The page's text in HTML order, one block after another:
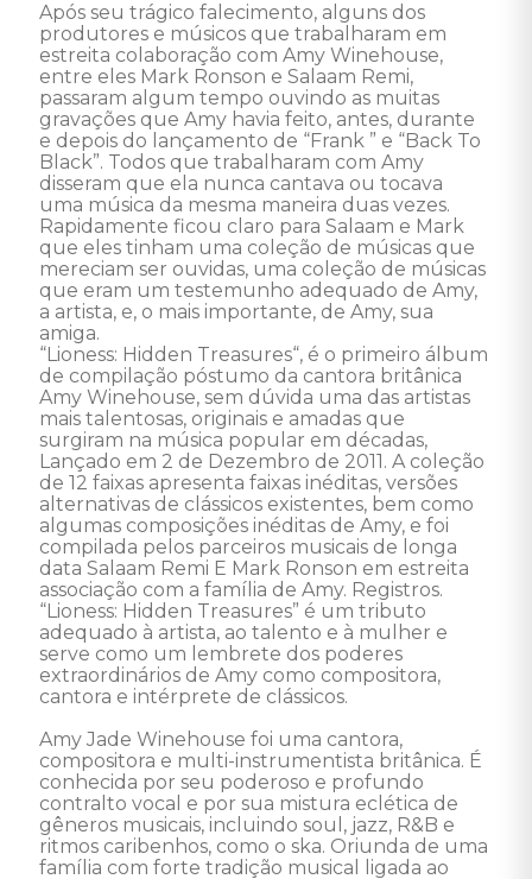
Após seu trágico falecimento, alguns dos
produtores e músicos que trabalharam em
estreita colaboração com Amy Winehouse,
entre eles Mark Ronson e Salaam Remi,
passaram algum tempo ouvindo as muitas
gravações que Amy havia feito, antes, durante
e depois do lançamento de “Frank ” e “Back To
Black”. Todos que trabalharam com Amy
disseram que ela nunca cantava ou tocava
uma música da mesma maneira duas vezes.
Rapidamente ficou claro para Salaam e Mark
que eles tinham uma coleção de músicas que
mereciam ser ouvidas, uma coleção de músicas
que eram um testemunho adequado de Amy,
a artista, e, o mais importante, de Amy, sua
amiga.
“Lioness: Hidden Treasures“, é o primeiro álbum
de compilação póstumo da cantora britânica
Amy Winehouse, sem dúvida uma das artistas
mais talentosas, originais e amadas que
surgiram na música popular em décadas,
Lançado em 2 de Dezembro de 2011. A coleção
de 12 faixas apresenta faixas inéditas, versões
alternativas de clássicos existentes, bem como
algumas composições inéditas de Amy, e foi
compilada pelos parceiros musicais de longa
data Salaam Remi E Mark Ronson em estreita
associação com a família de Amy. Registros.
“Lioness: Hidden Treasures” é um tributo
adequado à artista, ao talento e à mulher e
serve como um lembrete dos poderes
extraordinários de Amy como compositora,
cantora e intérprete de clássicos.
Amy Jade Winehouse foi uma cantora,
compositora e multi-instrumentista britânica. É
conhecida por seu poderoso e profundo
contralto vocal e por sua mistura eclética de
gêneros musicais, incluindo soul, jazz, R&B e
ritmos caribenhos, como o ska. Oriunda de uma
família com forte tradição musical ligada ao